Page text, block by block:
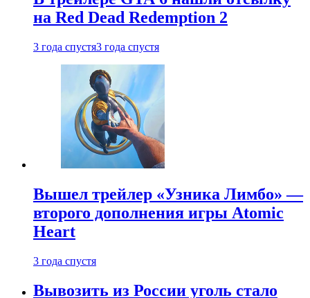
на Red Dead Redemption 2
3 года спустя3 года спустя
Вышел трейлер «Узника Лимбо» —
второго дополнения игры Atomic
Heart
3 года спустя
Вывозить из России уголь стало